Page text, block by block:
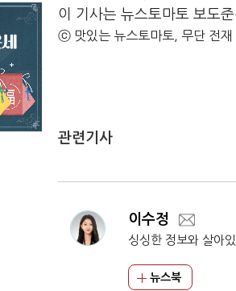
이 기사는 뉴스토마토 보도
ⓒ 맛있는 뉴스토마토, 무단 전재
관련기사
이수정
싱싱한 정보와 살아
뉴스북